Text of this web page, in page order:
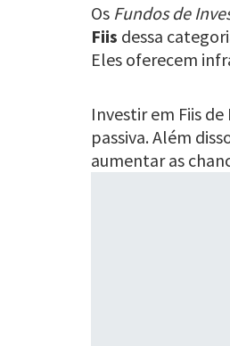
Os Fundos de
Fiis dessa
Eles oferecem
Investir em Fiis
passiva. Além
aumentar as